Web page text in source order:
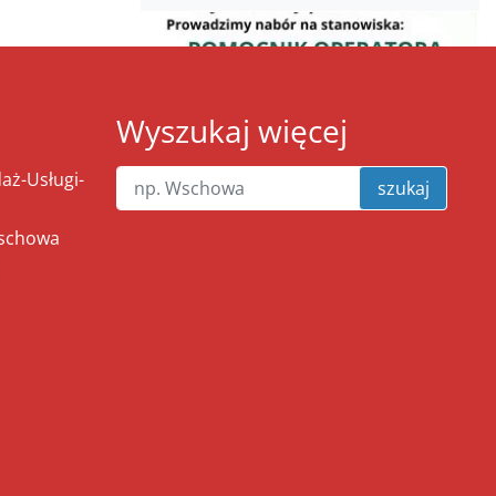
Usługi-
Wyszukaj więcej
szukaj